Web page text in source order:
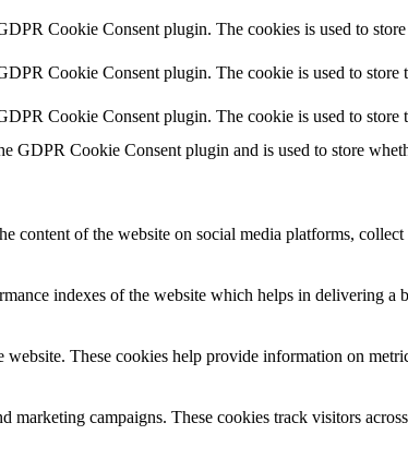
Cookie Consent plugin. The cookies is used to
Cookie Consent plugin. The cookie is used to store
Cookie Consent plugin. The cookie is used to
GDPR Cookie Consent plugin and is used to store
content of the website on social media platforms,
indexes of the website which helps in delivering a
These cookies help provide information on
campaigns. These cookies track visitors